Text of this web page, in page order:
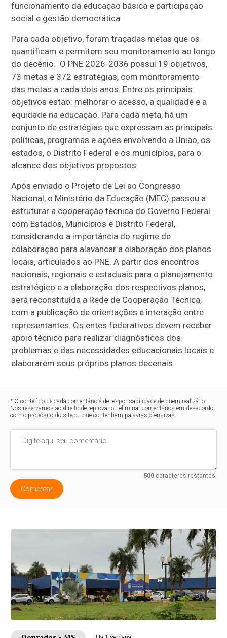
funcionamento da educação básica e participação
social e gestão democrática.
Para cada objetivo, foram traçadas metas que os
quantificam e permitem seu monitoramento ao longo
do decênio. O PNE 2026-2036 possui 19 objetivos,
73 metas e 372 estratégias, com monitoramento
das metas a cada dois anos. Entre os principais
objetivos estão: melhorar o acesso, a qualidade e a
equidade na educação. Para cada meta, há um
conjunto de estratégias que expressam as principais
políticas, programas e ações envolvendo a União, os
estados, o Distrito Federal e os municípios, para o
alcance dos objetivos propostos.
Após enviado o Projeto de Lei ao Congresso
Nacional, o Ministério da Educação (MEC) passou a
estruturar a cooperação técnica do Governo Federal
com Estados, Municípios e Distrito Federal,
considerando a importância do regime de
colaboração para alavancar a elaboração dos planos
locais, articulados ao PNE. A partir dos encontros
nacionais, regionais e estaduais para o planejamento
estratégico e a elaboração dos respectivos planos,
será reconstituída a Rede de Cooperação Técnica,
com a publicação de orientações e interação entre
representantes. Os entes federativos devem receber
apoio técnico para realizar diagnósticos dos
problemas e das necessidades educacionais locais e
elaborarem seus próprios planos decenais.
* O conteúdo de cada comentário é de responsabilidade de quem realizá-lo.
Nos reservamos ao direito de reprovar ou eliminar comentários em desacordo
com o propósito do site ou que contenham palavras ofensivas.
500caracteres restantes.
Comentar